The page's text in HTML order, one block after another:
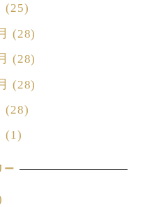
(25)
(28)
(28)
(28)
(28)
(1)
ー